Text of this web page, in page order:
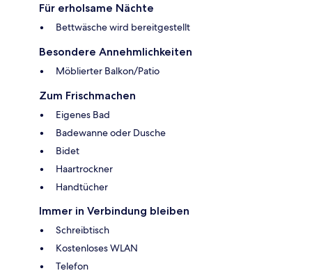
Für erholsame Nächte
Bettwäsche wird bereitgestellt
Besondere Annehmlichkeiten
Möblierter Balkon/Patio
Zum Frischmachen
Eigenes Bad
Badewanne oder Dusche
Bidet
Haartrockner
Handtücher
Immer in Verbindung bleiben
Schreibtisch
Kostenloses WLAN
Telefon